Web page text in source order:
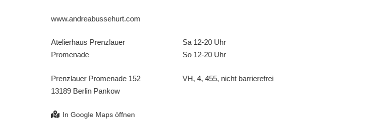
www.andreabussehurt.com
Atelierhaus Prenzlauer
Promenade
Prenzlauer Promenade 152
13189 Berlin Pankow
Sa 12-20 Uhr
So 12-20 Uhr
VH, 4, 455, nicht barrierefrei